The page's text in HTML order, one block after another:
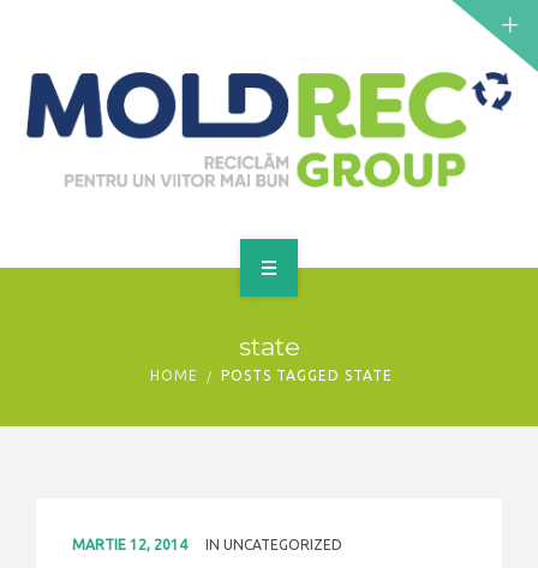
SERVICII
PUNCTE DE COLECTARE
state
HOME POSTS TAGGED STATE
MARTIE 12, 2014 IN UNCATEGORIZED